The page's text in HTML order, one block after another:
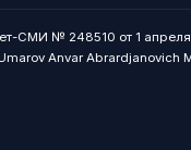
СМИ № 248510 от 1
Anvar Abrardjanovich